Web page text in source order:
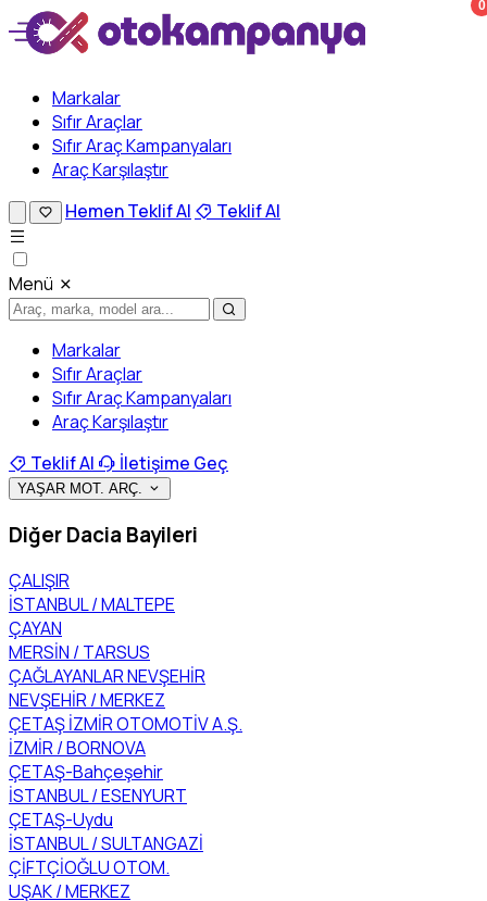
Markalar
Sıfır Araçlar
Sıfır Araç Kampanyaları
Araç Karşılaştır
0
Hemen Teklif Al Teklif Al
Menü
Markalar
Sıfır Araçlar
Sıfır Araç Kampanyaları
Araç Karşılaştır
Teklif Al
İletişime Geç
YAŞAR MOT. ARÇ.
Diğer Dacia Bayileri
ÇALIŞIR
İSTANBUL / MALTEPE
ÇAYAN
MERSİN / TARSUS
ÇAĞLAYANLAR NEVŞEHİR
NEVŞEHİR / MERKEZ
ÇETAŞ İZMİR OTOMOTİV A.Ş.
İZMİR / BORNOVA
ÇETAŞ-Bahçeşehir
İSTANBUL / ESENYURT
ÇETAŞ-Uydu
İSTANBUL / SULTANGAZİ
ÇİFTÇİOĞLU OTOM.
UŞAK / MERKEZ